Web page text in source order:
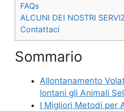
FAQs
ALCUNI DEI NOSTRI
Contattaci
Sommario
Allontanamento
lontani gli Animali
I Migliori Metodi per